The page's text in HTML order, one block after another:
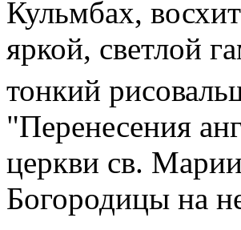
Кульмбах,
яркой, светлой
тонкий
"Перенесения
церкви св.
Богородицы на